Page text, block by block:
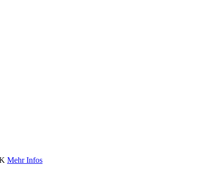
Mehr Infos